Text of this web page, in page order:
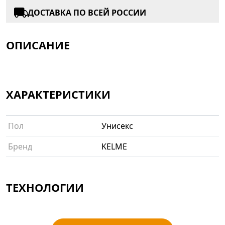
ДОСТАВКА ПО ВСЕЙ РОССИИ
ОПИСАНИЕ
ХАРАКТЕРИСТИКИ
Пол
Унисекс
Бренд
KELME
ТЕХНОЛОГИИ